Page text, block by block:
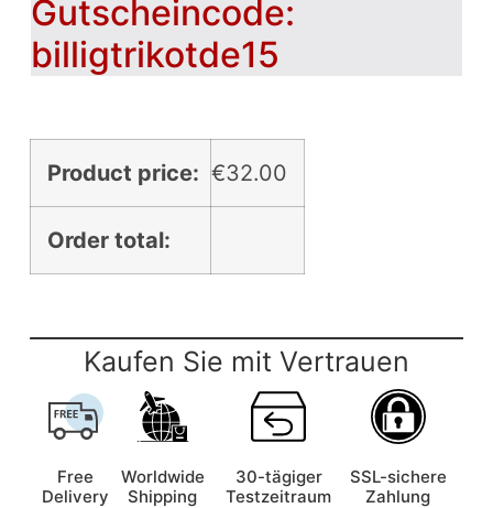
Gutscheincode:
billigtrikotde15
Product price: €32.00
Order total:
Kaufen Sie mit Vertrauen
Free
Delivery
Worldwide
Shipping
30-tägiger
Testzeitraum
SSL-sichere
Zahlung